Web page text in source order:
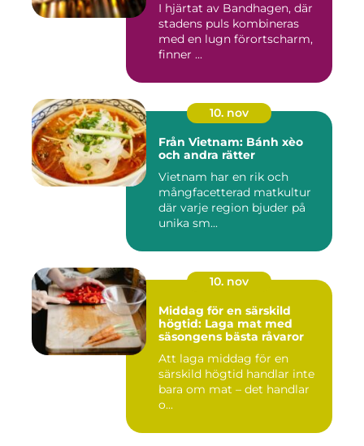
I hjärtat av Bandhagen, där
stadens puls kombineras
med en lugn förortscharm,
finner ...
10. nov
Från Vietnam: Bánh xèo
och andra rätter
Vietnam har en rik och
mångfacetterad matkultur
där varje region bjuder på
unika sm...
10. nov
Middag för en särskild
högtid: Laga mat med
säsongens bästa råvaror
Att laga middag för en
särskild högtid handlar inte
bara om mat – det handlar
o...